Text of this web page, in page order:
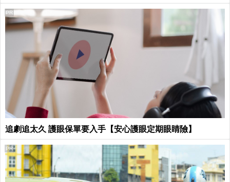
追劇追太久 護眼保單要入手【安心護眼定期眼睛險】
PR
PR